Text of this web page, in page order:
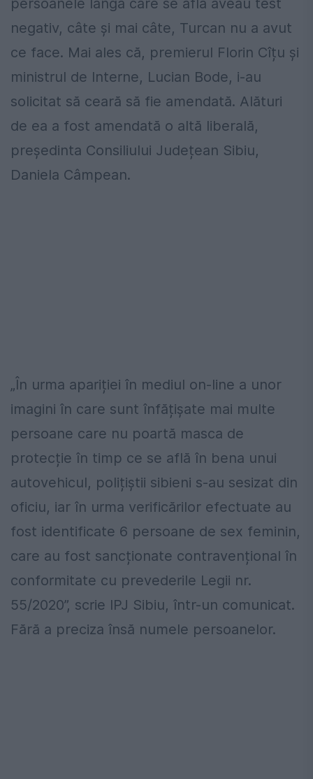
persoanele lângă care se afla aveau test
negativ, câte și mai câte, Turcan nu a avut
ce face. Mai ales că, premierul Florin Cîțu și
ministrul de Interne, Lucian Bode, i-au
solicitat să ceară să fie amendată. Alături
de ea a fost amendată o altă liberală,
președinta Consiliului Județean Sibiu,
Daniela Câmpean.
„În urma apariției în mediul on-line a unor
imagini în care sunt înfățișate mai multe
persoane care nu poartă masca de
protecție în timp ce se află în bena unui
autovehicul, polițiștii sibieni s-au sesizat din
oficiu, iar în urma verificărilor efectuate au
fost identificate 6 persoane de sex feminin,
care au fost sancționate contravențional în
conformitate cu prevederile Legii nr.
55/2020”, scrie IPJ Sibiu, într-un comunicat.
Fără a preciza însă numele persoanelor.